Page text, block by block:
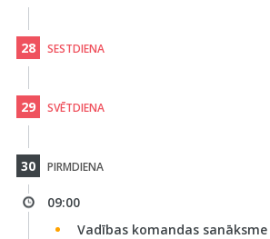
28 SESTDIENA
29 SVĒTDIENA
30 PIRMDIENA
09:00
Vadības komandas sanāksme